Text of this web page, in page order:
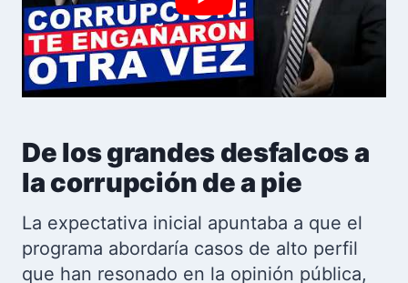
De los grandes desfalcos a
la corrupción de a pie
La expectativa inicial apuntaba a que el
programa abordaría casos de alto perfil
que han resonado en la opinión pública,